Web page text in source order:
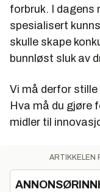
forbruk. I dagens
spesialisert
skulle skape
bunnløst sluk av
Vi må derfor
Hva må du gjøre
midler til
ARTIKKELEN